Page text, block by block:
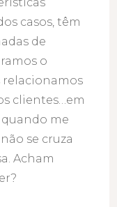
casos, têm
de
o
clientes…em
me
se cruza
Acham